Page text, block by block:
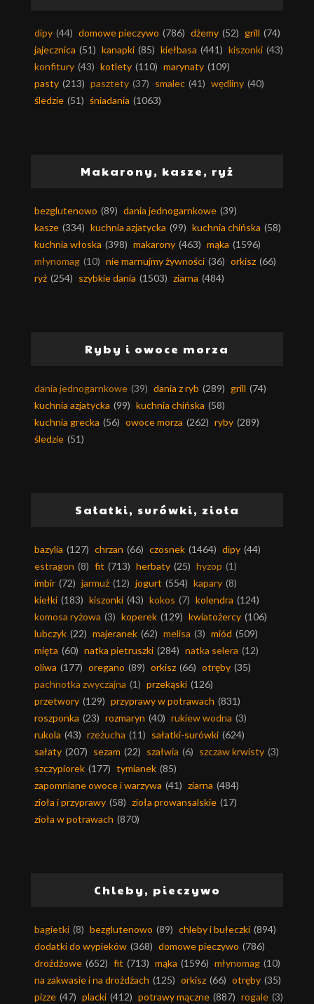
dipy (44) domowe pieczywo (786) dżemy (52) grill (74)
jajecznica (51) kanapki (85) kiełbasa (441) kiszonki (43)
konfitury (43) kotlety (110) marynaty (109)
pasty (213) pasztety (37) smalec (41) wędliny (40)
śledzie (51) śniadania (1063)
Makarony, kasze, ryż
bezglutenowo (89) dania jednogarnkowe (39)
kasze (334) kuchnia azjatycka (99) kuchnia chińska (58)
kuchnia włoska (398) makarony (463) mąka (1596)
młynomag (10) nie marnujmy żywności (36) orkisz (66)
ryż (254) szybkie dania (1503) ziarna (484)
Ryby i owoce morza
dania jednogarnkowe (39) dania z ryb (289) grill (74)
kuchnia azjatycka (99) kuchnia chińska (58)
kuchnia grecka (56) owoce morza (262) ryby (289)
śledzie (51)
Sałatki, surówki, zioła
bazylia (127) chrzan (66) czosnek (1464) dipy (44)
estragon (8) fit (713) herbaty (25) hyzop (1)
imbir (72) jarmuż (12) jogurt (554) kapary (8)
kiełki (183) kiszonki (43) kokos (7) kolendra (124)
komosa ryżowa (3) koperek (129) kwiatożercy (106)
lubczyk (22) majeranek (62) melisa (3) miód (509)
mięta (60) natka pietruszki (284) natka selera (12)
oliwa (177) oregano (89) orkisz (66) otręby (35)
pachnotka zwyczajna (1) przekąski (126)
przetwory (129) przyprawy w potrawach (831)
roszponka (23) rozmaryn (40) rukiew wodna (3)
rukola (43) rzeżucha (11) sałatki-surówki (624)
sałaty (207) sezam (22) szałwia (6) szczaw krwisty (3)
szczypiorek (177) tymianek (85)
zapomniane owoce i warzywa (41) ziarna (484)
zioła i przyprawy (58) zioła prowansalskie (17)
zioła w potrawach (870)
Chleby, pieczywo
bagietki (8) bezglutenowo (89) chleby i bułeczki (894)
dodatki do wypieków (368) domowe pieczywo (786)
drożdżowe (652) fit (713) mąka (1596) młynomag (10)
na zakwasie i na drożdżach (125) orkisz (66) otręby (35)
pizze (47) placki (412) potrawy mączne (887) rogale (3)